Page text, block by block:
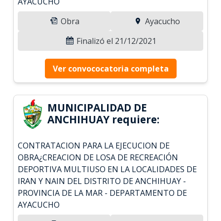
Obra
Ayacucho
Finalizó el 21/12/2021
Ver convococatoria completa
MUNICIPALIDAD DE
ANCHIHUAY requiere:
CONTRATACION PARA LA EJECUCION DE
OBRA¿CREACION DE LOSA DE RECREACIÓN
DEPORTIVA MULTIUSO EN LA LOCALIDADES DE
IRAN Y NAIN DEL DISTRITO DE ANCHIHUAY -
PROVINCIA DE LA MAR - DEPARTAMENTO DE
AYACUCHO